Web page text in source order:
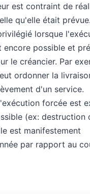
est contraint de
qu'elle était
lorsque
encore possible et
le créancier. Par
ordonner la
d'un service.
forcée est
(ex: destruction
est manifestement
par rapport au